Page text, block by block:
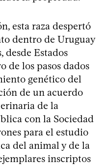
esta raza despertó
dentro de Uruguay
desde Estados
de los pasos dados
genético del
de un acuerdo
de la
con la Sociedad
para el estudio
del animal y de la
inscriptos